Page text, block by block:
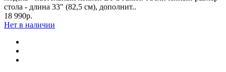
стола - длина 33" (82,5 см), дополнит..
18 990р.
Нет в наличии